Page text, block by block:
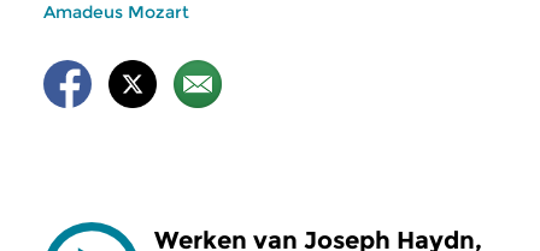
Amadeus Mozart
Werken van Joseph Haydn,